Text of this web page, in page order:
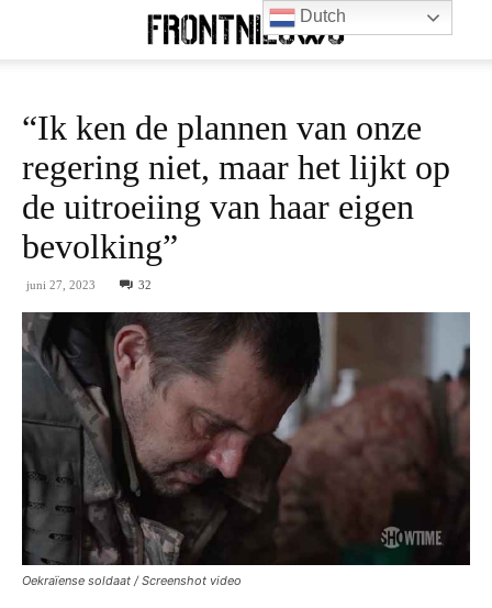
“Ik ken de plannen van onze
regering niet, maar het lijkt op
de uitroeiing van haar eigen
bevolking”
juni 27, 2023 32
Oekraïense soldaat / Screenshot video
Dutch